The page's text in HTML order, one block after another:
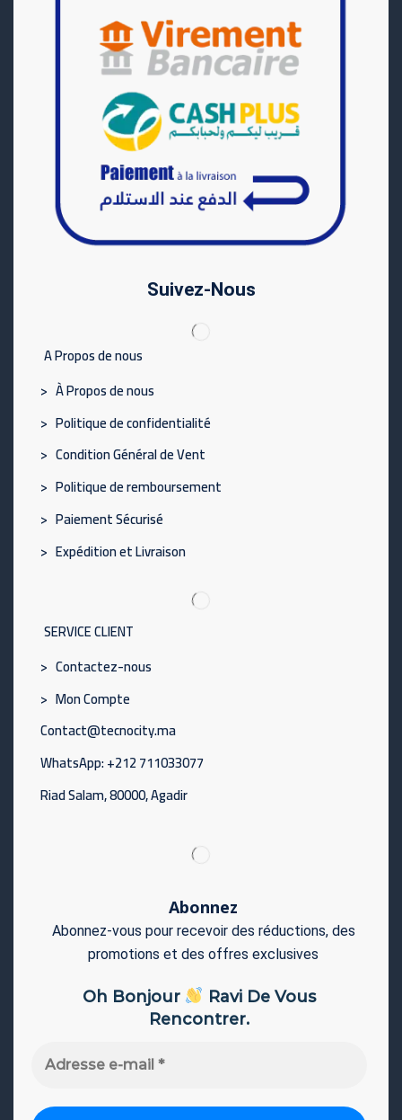
Suivez-Nous
A Propos de nous
> À Propos de nous
> Politique de confidentialité
> Condition Général de Vent
> Politique de remboursement
> Paiement Sécurisé
> Expédition et Livraison
SERVICE CLIENT
> Contactez-nous
> Mon Compte
Contact@tecnocity.ma
WhatsApp: +212 711033077
Riad Salam, 80000, Agadir
Abonnez
Abonnez-vous pour recevoir des réductions, des
promotions et des offres exclusives
Oh Bonjour
Ravi De Vous
Rencontrer.